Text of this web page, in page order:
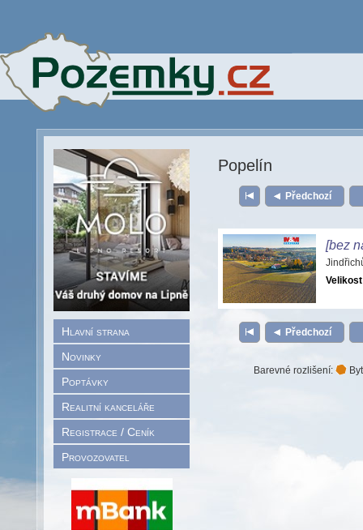
Hlavní strana
Novinky
Poptávky
Realitní kanceláře
Registrace / Ceník
Provozovatel
Popelín
Předchozí
[bez
Předchozí
Barevné rozlišení: